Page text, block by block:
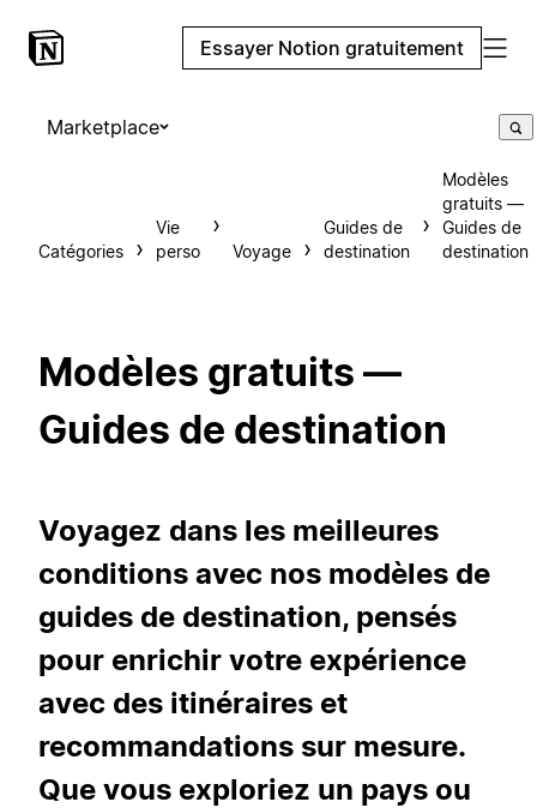
Essayer Notion gratuitement
Marketplace
Catégories
Vie
perso
Voyage
Guides de
destination
Modèles
gratuits —
Guides de
destination
Modèles gratuits —
Guides de destination
Voyagez dans les meilleures
conditions avec nos modèles de
guides de destination, pensés
pour enrichir votre expérience
avec des itinéraires et
recommandations sur mesure.
Que vous exploriez un pays ou